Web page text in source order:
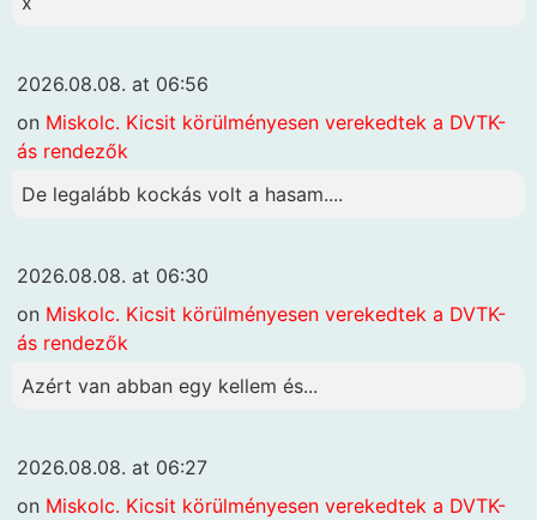
2026.08.08. at 06:56
on Miskolc. Kicsit körülményesen verekedtek a DVTK-
ás rendezők
De legalább kockás volt a hasam....
2026.08.08. at 06:30
on Miskolc. Kicsit körülményesen verekedtek a DVTK-
ás rendezők
Azért van abban egy kellem és...
2026.08.08. at 06:27
on Miskolc. Kicsit körülményesen verekedtek a DVTK-